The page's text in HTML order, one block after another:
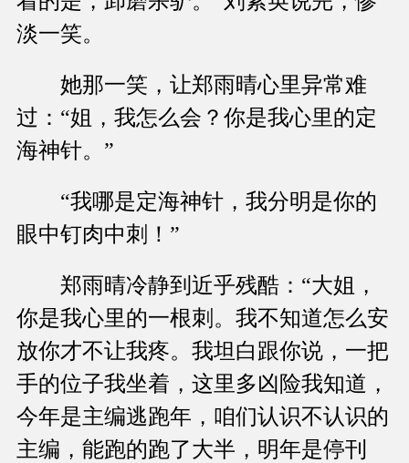
淡一笑。
她那一笑，让郑雨晴心里异常难
过：“姐，我怎么会？你是我心里的定
海神针。”
“我哪是定海神针，我分明是你的
眼中钉肉中刺！”
郑雨晴冷静到近乎残酷：“大姐，
你是我心里的一根刺。我不知道怎么安
放你才不让我疼。我坦白跟你说，一把
手的位子我坐着，这里多凶险我知道，
今年是主编逃跑年，咱们认识不认识的
主编，能跑的跑了大半，明年是停刊